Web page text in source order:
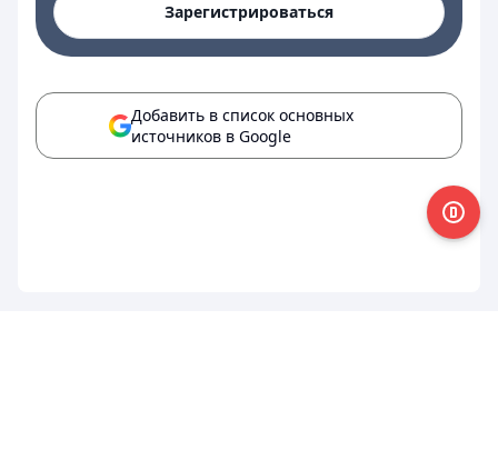
Зарегистрироваться
Добавить в список основных
источников в Google